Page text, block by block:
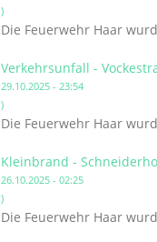
)
Die Feuerwehr Haar
Verkehrsunfall -
29.10.2025 - 23:54
)
Die Feuerwehr Haar
Kleinbrand -
26.10.2025 - 02:25
)
Die Feuerwehr Haar